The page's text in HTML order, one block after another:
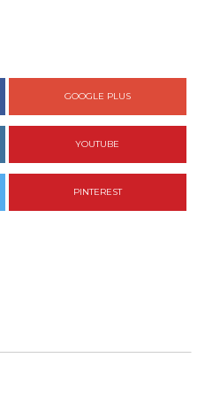
GOOGLE PLUS
YOUTUBE
PINTEREST